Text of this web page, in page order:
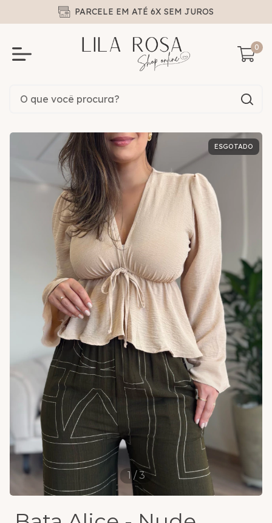
PARCELE EM ATÉ 6X SEM JUROS
0
ESGOTADO
1/3